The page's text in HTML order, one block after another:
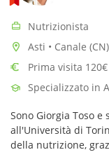
Nutrizionista
Asti • Canale
Prima visita 120€
Specializzato in
Sono Giorgia Toso
all'Università di
della nutrizione,